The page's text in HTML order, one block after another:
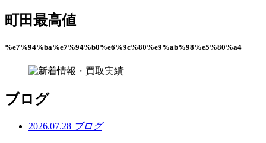
町田最高値
%e7%94%ba%e7%94%b0%e6%9c%80%e9%ab%98%e5%80%a4
ブログ
2026.07.28 ブログ